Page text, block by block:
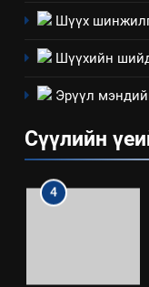
Шүүх
Шүүхийн
Эрүүл
Сүүлийн
5